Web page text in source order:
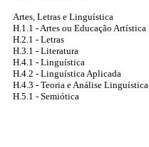
Artes, Letras e Linguística
H.1.1 - Artes ou Educação Artística
H.2.1 - Letras
H.3.1 - Literatura
H.4.1 - Linguística
H.4.2 - Linguística Aplicada
H.4.3 - Teoria e Análise Linguística
H.5.1 - Semiótica